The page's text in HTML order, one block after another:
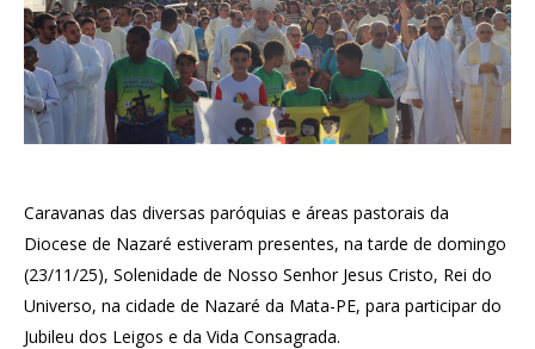
Caravanas das diversas paróquias e áreas pastorais da
Diocese de Nazaré estiveram presentes, na tarde de domingo
(23/11/25), Solenidade de Nosso Senhor Jesus Cristo, Rei do
Universo, na cidade de Nazaré da Mata-PE, para participar do
Jubileu dos Leigos e da Vida Consagrada.